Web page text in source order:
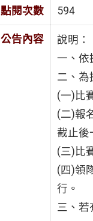
點閱次數 594
公告內容
說明：
一、依
二、為
(一)比
(二)報
截止後
(三)比
(四)領
行。
三、若